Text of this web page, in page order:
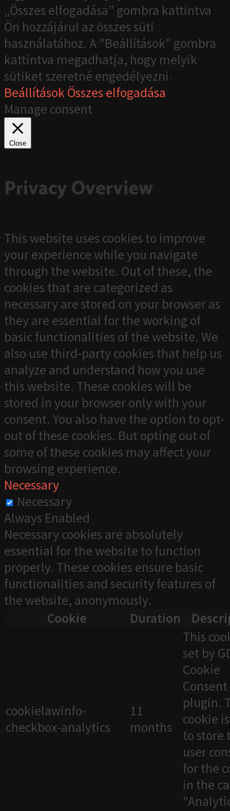
„Összes elfogadása” gombra kattintva
Ön hozzájárul az összes süti
használatához. A "Beállítások" gombra
kattintva megadhatja, hogy melyik
sütiket szeretné engedélyezni.
BeállításokÖsszes elfogadása
Manage consent
Close
Privacy Overview
This website uses cookies to improve
your experience while you navigate
through the website. Out of these, the
cookies that are categorized as
necessary are stored on your browser as
they are essential for the working of
basic functionalities of the website. We
also use third-party cookies that help us
analyze and understand how you use
this website. These cookies will be
stored in your browser only with your
consent. You also have the option to opt-
out of these cookies. But opting out of
some of these cookies may affect your
browsing experience.
Necessary
Necessary
Always Enabled
Necessary cookies are absolutely
essential for the website to function
properly. These cookies ensure basic
functionalities and security features of
the website, anonymously.
Cookie
Duration
cookielawinfo-
checkbox-analytics
11
months
This
set by
Cookie
Consent
plugin.
cookie
to store
user
for the
in the